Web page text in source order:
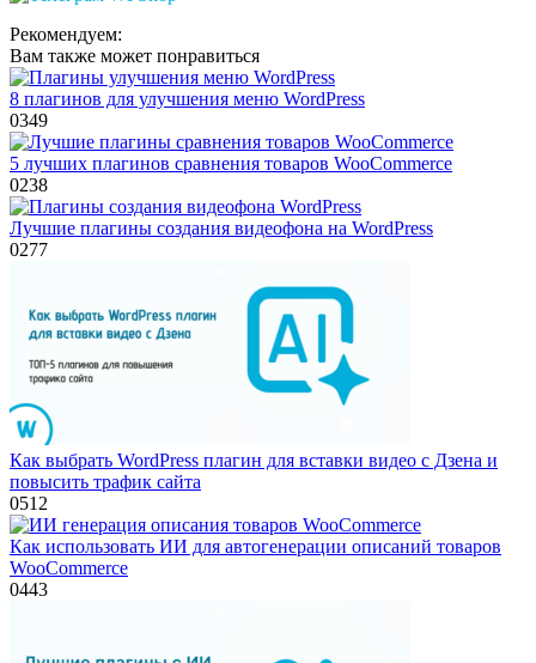
Рекомендуем:
Вам также может понравиться
8 плагинов для улучшения меню WordPress
0349
5 лучших плагинов сравнения товаров WooCommerce
0238
Лучшие плагины создания видеофона на WordPress
0277
Как выбрать WordPress плагин для вставки видео с Дзена и
повысить трафик сайта
0512
Как использовать ИИ для автогенерации описаний товаров
WooCommerce
0443